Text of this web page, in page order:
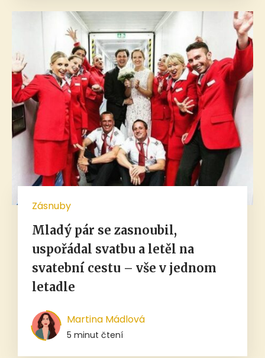
Zásnuby
Mladý pár se zasnoubil,
uspořádal svatbu a letěl na
svatební cestu – vše v jednom
letadle
Martina Mádlová
5 minut čtení